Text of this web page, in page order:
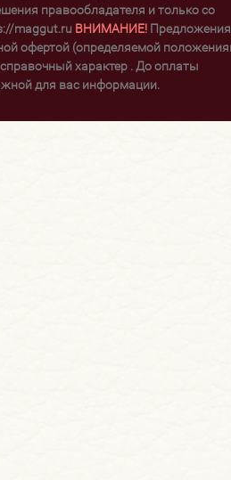
правообладателя и только со
maggut.ru ВНИМАНИЕ!
офертой (определяемой
характер . До оплаты
для вас информации.